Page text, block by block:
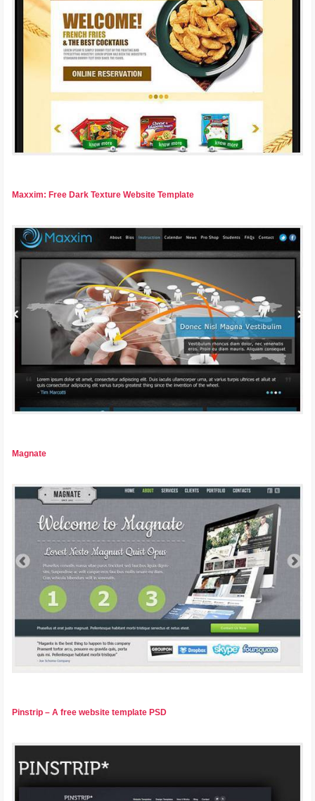
Maxxim: Free Dark Texture Website Template
Magnate
Pinstrip – A free website template PSD